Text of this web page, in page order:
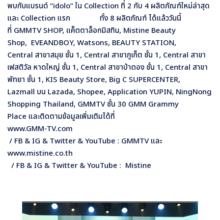
พบกับแบรนด์ “idolo” ใน Collection ที่ 2 กับ 4 ผลิตภัณฑ์ใหม่ล่าสุด
และ Collection แรก ทั้ง 8 ผลิตภัณฑ์ ได้แล้ววันนี้
ที่ GMMTV SHOP, แค็ตตาล็อกมิสทิน, Mistine Beauty
Shop, EVEANDBOY, Watsons, BEAUTY STATION,
Central สาขาสมุย ชั้น 1, Central สาขาภูเก็ต ชั้น 1, Central สาขา
เฟสติวัล หาดใหญ่ ชั้น 1, Central สาขาป่าตอง ชั้น 1, Central สาขา
พัทยา ชั้น 1, KIS Beauty Store, Big C SUPERCENTER,
Lazmall บน Lazada, Shopee, Application YUPIN, NingNong
Shopping Thailand, GMMTV ชั้น 30 GMM Grammy
Place และติดตามข้อมูลเพิ่มเติมได้ที่
www.GMM-TV.com
/ FB & IG & Twitter & YouTube : GMMTV และ
www.mistine.co.th
/ FB & IG & Twitter & YouTube : Mistine